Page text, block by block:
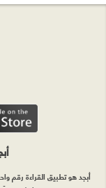
أبجد هو تطبيق القراءة رقم